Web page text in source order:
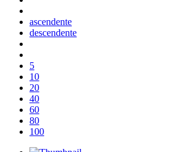
ascendente
descendente
5
10
20
40
60
80
100